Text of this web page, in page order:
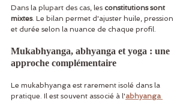
Dans la plupart des cas, les constitutions sont
mixtes. Le bilan permet d'ajuster huile, pression
et durée selon la nuance de chaque profil.
Mukabhyanga, abhyanga et yoga : une
approche complémentaire
Le mukabhyanga est rarement isolé dans la
pratique. Il est souvent associé à l'abhyanga